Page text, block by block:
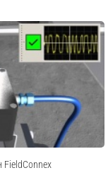
FieldConnex